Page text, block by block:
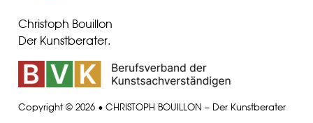
Christoph Bouillon
Der Kunstberater.
Copyright © 2026 • CHRISTOPH BOUILLON – Der Kunstberater